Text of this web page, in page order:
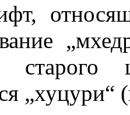
„хуцури“